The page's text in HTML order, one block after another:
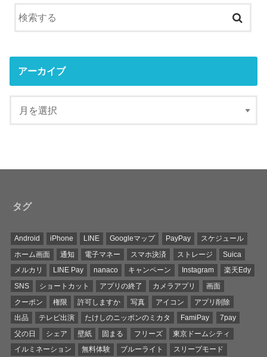
アーカイブ
タグ
Android iPhone LINE Googleマップ PayPay
スケジュール
ホーム画面
通知 電子マネー スマホ決済 ストレージ
Suica
メルカリ
LINE Pay nanaco キャンペーン Instagram
楽天Edy
SNS
ショートカット アプリの終了 カメラアプリ
画面
クーポン
権限 許可しますか 写真 アイコン
アプリ削除
出品
テレビ出演 たけしのニッポンのミカタ FamiPay
7pay
父の日
シェア 壁紙 固まる フリーズ
東京ドームシティ
イルミネーション
無料体験 ブルーライト
スリープモード